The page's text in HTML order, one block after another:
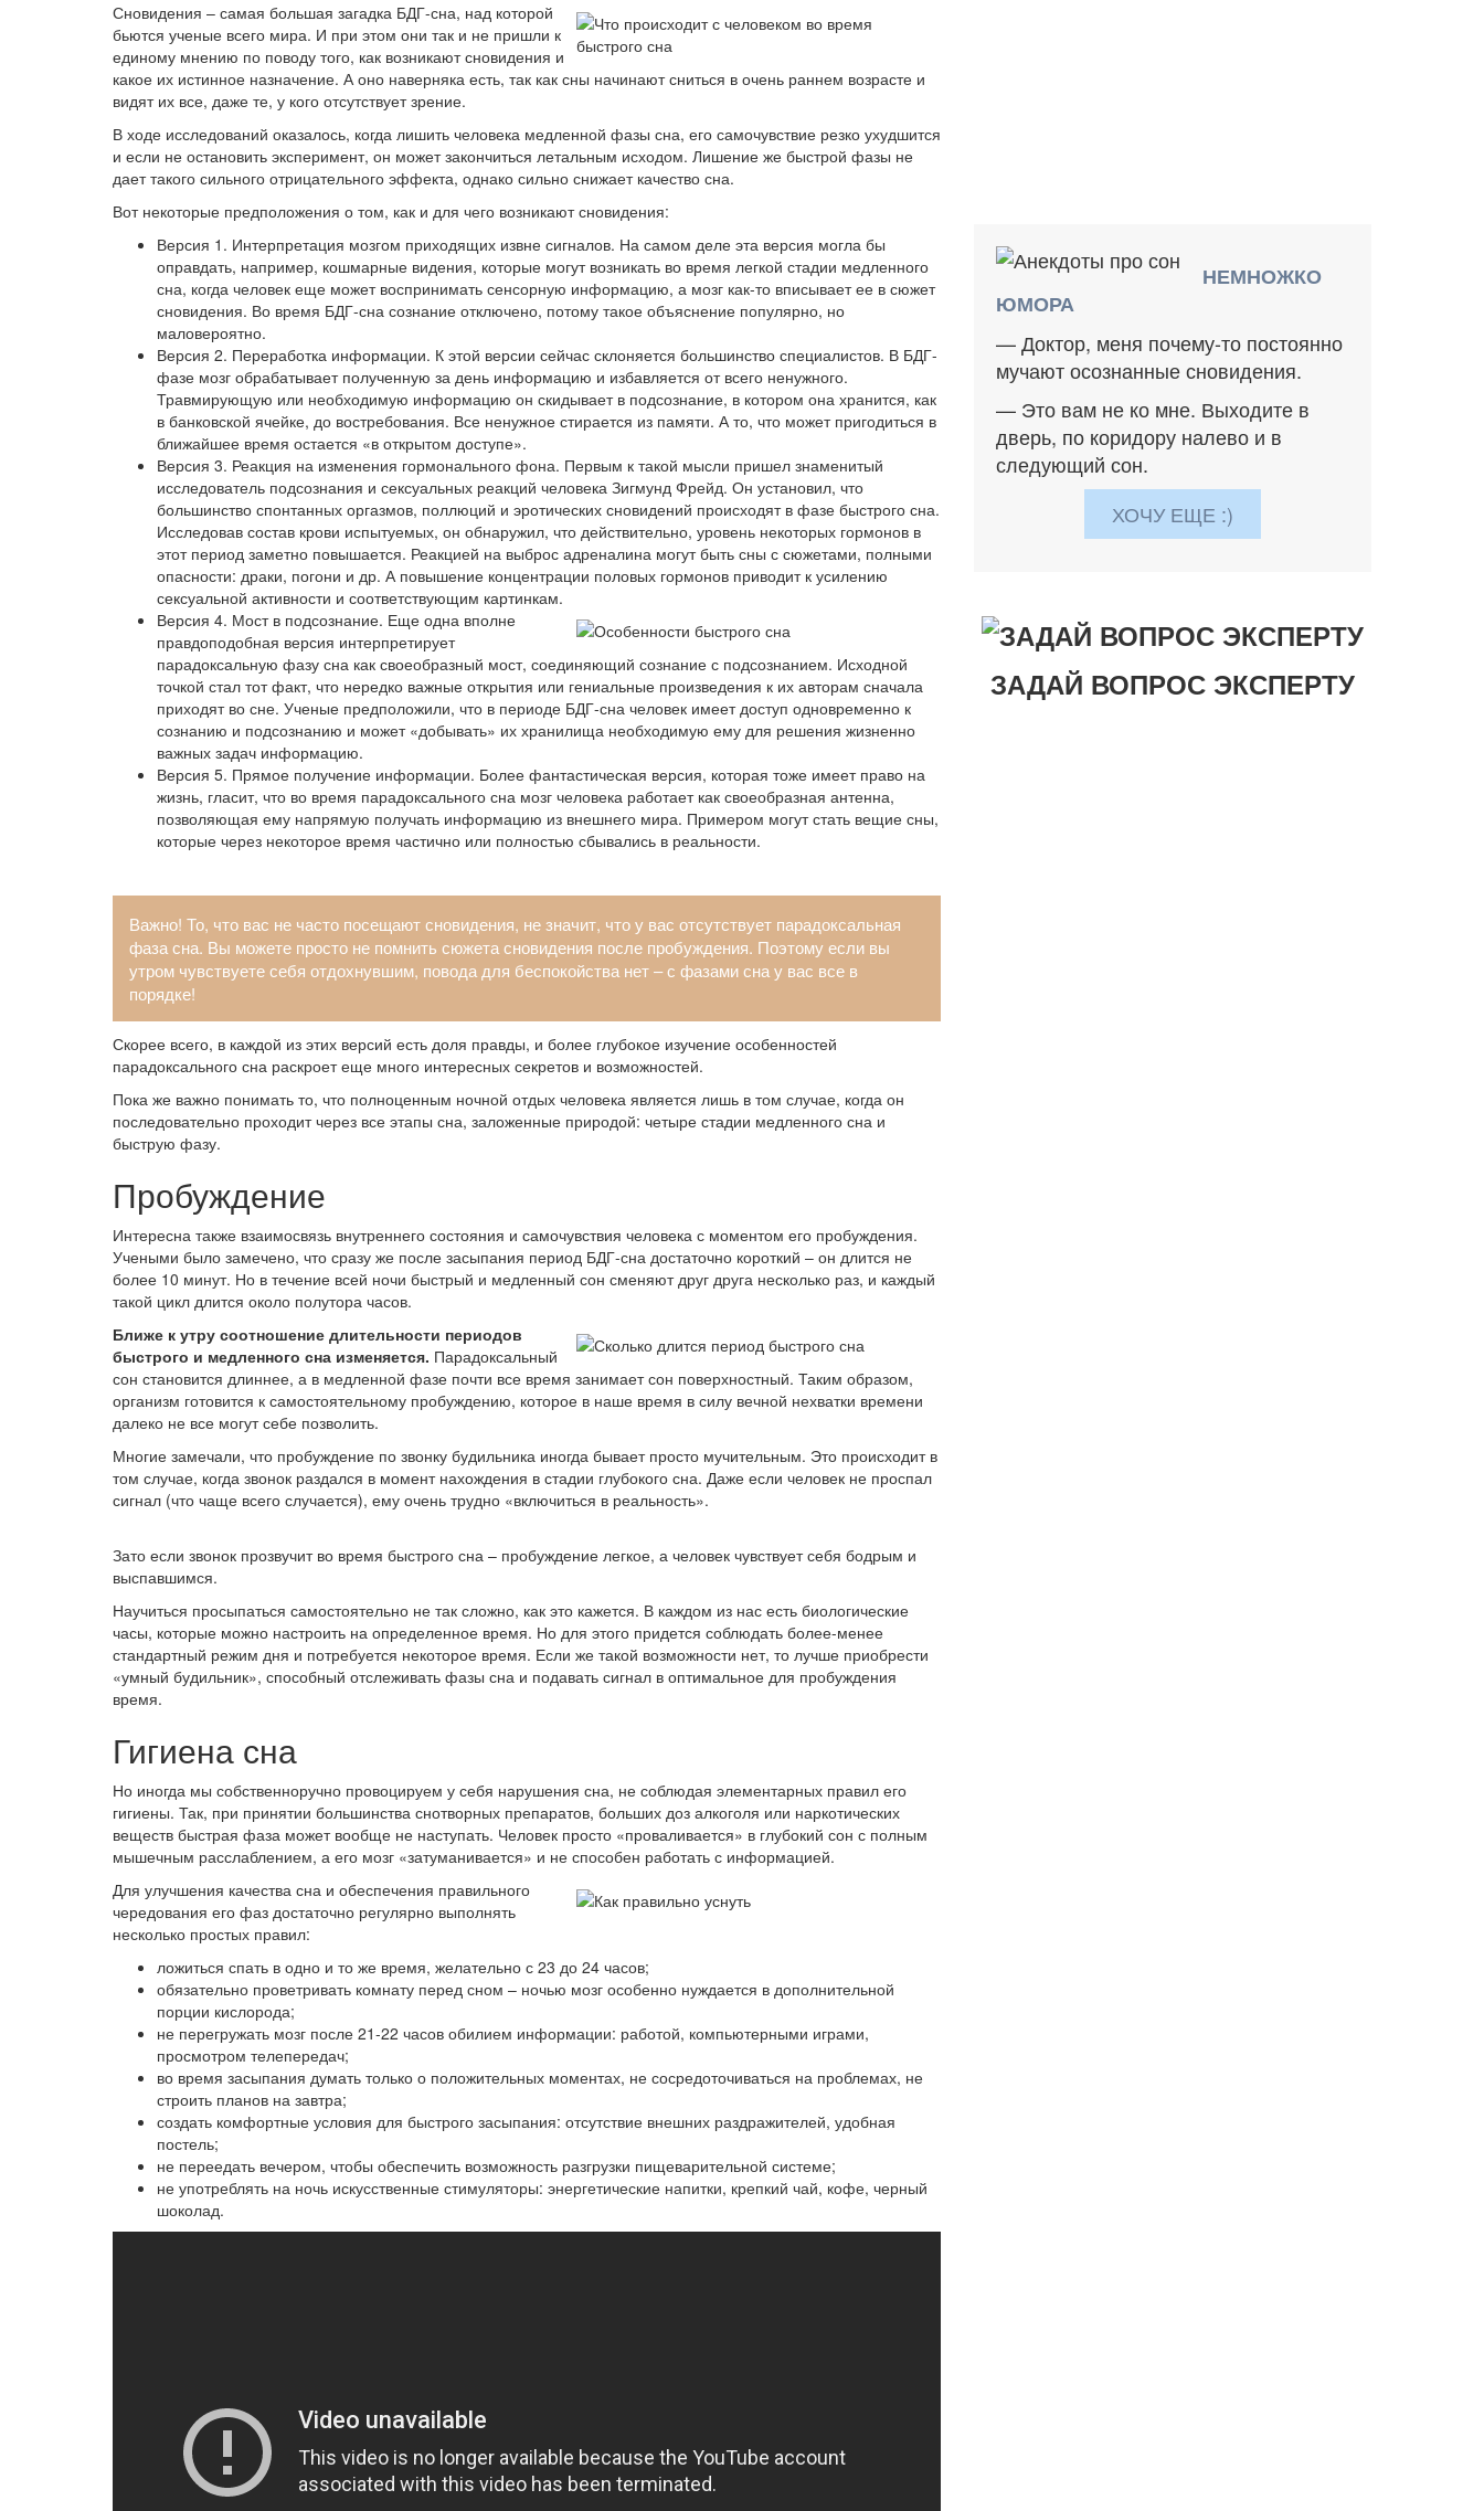
Сновидения – самая большая загадка БДГ-сна, над которой
бьются ученые всего мира. И при этом они так и не пришли к
единому мнению по поводу того, как возникают сновидения и
какое их истинное назначение. А оно наверняка есть, так как сны начинают сниться в очень раннем возрасте и
видят их все, даже те, у кого отсутствует зрение.
В ходе исследований оказалось, когда лишить человека медленной фазы сна, его самочувствие резко ухудшится
и если не остановить эксперимент, он может закончиться летальным исходом. Лишение же быстрой фазы не
дает такого сильного отрицательного эффекта, однако сильно снижает качество сна.
Вот некоторые предположения о том, как и для чего возникают сновидения:
Версия 1. Интерпретация мозгом приходящих извне сигналов. На самом деле эта версия могла бы
оправдать, например, кошмарные видения, которые могут возникать во время легкой стадии медленного
сна, когда человек еще может воспринимать сенсорную информацию, а мозг как-то вписывает ее в сюжет
сновидения. Во время БДГ-сна сознание отключено, потому такое объяснение популярно, но
маловероятно.
Версия 2. Переработка информации. К этой версии сейчас склоняется большинство специалистов. В БДГ-
фазе мозг обрабатывает полученную за день информацию и избавляется от всего ненужного.
Травмирующую или необходимую информацию он скидывает в подсознание, в котором она хранится, как
в банковской ячейке, до востребования. Все ненужное стирается из памяти. А то, что может пригодиться в
ближайшее время остается «в открытом доступе».
Версия 3. Реакция на изменения гормонального фона. Первым к такой мысли пришел знаменитый
исследователь подсознания и сексуальных реакций человека Зигмунд Фрейд. Он установил, что
большинство спонтанных оргазмов, поллюций и эротических сновидений происходят в фазе быстрого сна.
Исследовав состав крови испытуемых, он обнаружил, что действительно, уровень некоторых гормонов в
этот период заметно повышается. Реакцией на выброс адреналина могут быть сны с сюжетами, полными
опасности: драки, погони и др. А повышение концентрации половых гормонов приводит к усилению
сексуальной активности и соответствующим картинкам.
Версия 4. Мост в подсознание. Еще одна вполне
правдоподобная версия интерпретирует
парадоксальную фазу сна как своеобразный мост, соединяющий сознание с подсознанием. Исходной
точкой стал тот факт, что нередко важные открытия или гениальные произведения к их авторам сначала
приходят во сне. Ученые предположили, что в периоде БДГ-сна человек имеет доступ одновременно к
сознанию и подсознанию и может «добывать» их хранилища необходимую ему для решения жизненно
важных задач информацию.
Версия 5. Прямое получение информации. Более фантастическая версия, которая тоже имеет право на
жизнь, гласит, что во время парадоксального сна мозг человека работает как своеобразная антенна,
позволяющая ему напрямую получать информацию из внешнего мира. Примером могут стать вещие сны,
которые через некоторое время частично или полностью сбывались в реальности.
Важно! То, что вас не часто посещают сновидения, не значит, что у вас отсутствует парадоксальная
фаза сна. Вы можете просто не помнить сюжета сновидения после пробуждения. Поэтому если вы
утром чувствуете себя отдохнувшим, повода для беспокойства нет – с фазами сна у вас все в
порядке!
Скорее всего, в каждой из этих версий есть доля правды, и более глубокое изучение особенностей
парадоксального сна раскроет еще много интересных секретов и возможностей.
Пока же важно понимать то, что полноценным ночной отдых человека является лишь в том случае, когда он
последовательно проходит через все этапы сна, заложенные природой: четыре стадии медленного сна и
быструю фазу.
Пробуждение
Интересна также взаимосвязь внутреннего состояния и самочувствия человека с моментом его пробуждения.
Учеными было замечено, что сразу же после засыпания период БДГ-сна достаточно короткий – он длится не
более 10 минут. Но в течение всей ночи быстрый и медленный сон сменяют друг друга несколько раз, и каждый
такой цикл длится около полутора часов.
Ближе к утру соотношение длительности периодов
быстрого и медленного сна изменяется. Парадоксальный
сон становится длиннее, а в медленной фазе почти все время занимает сон поверхностный. Таким образом,
организм готовится к самостоятельному пробуждению, которое в наше время в силу вечной нехватки времени
далеко не все могут себе позволить.
Многие замечали, что пробуждение по звонку будильника иногда бывает просто мучительным. Это происходит в
том случае, когда звонок раздался в момент нахождения в стадии глубокого сна. Даже если человек не проспал
сигнал (что чаще всего случается), ему очень трудно «включиться в реальность».
Зато если звонок прозвучит во время быстрого сна – пробуждение легкое, а человек чувствует себя бодрым и
выспавшимся.
Научиться просыпаться самостоятельно не так сложно, как это кажется. В каждом из нас есть биологические
часы, которые можно настроить на определенное время. Но для этого придется соблюдать более-менее
стандартный режим дня и потребуется некоторое время. Если же такой возможности нет, то лучше приобрести
«умный будильник», способный отслеживать фазы сна и подавать сигнал в оптимальное для пробуждения
время.
Гигиена сна
Но иногда мы собственноручно провоцируем у себя нарушения сна, не соблюдая элементарных правил его
гигиены. Так, при принятии большинства снотворных препаратов, больших доз алкоголя или наркотических
веществ быстрая фаза может вообще не наступать. Человек просто «проваливается» в глубокий сон с полным
мышечным расслаблением, а его мозг «затуманивается» и не способен работать с информацией.
Для улучшения качества сна и обеспечения правильного
чередования его фаз достаточно регулярно выполнять
несколько простых правил:
ложиться спать в одно и то же время, желательно с 23 до 24 часов;
обязательно проветривать комнату перед сном – ночью мозг особенно нуждается в дополнительной
порции кислорода;
не перегружать мозг после 21-22 часов обилием информации: работой, компьютерными играми,
просмотром телепередач;
во время засыпания думать только о положительных моментах, не сосредоточиваться на проблемах, не
строить планов на завтра;
создать комфортные условия для быстрого засыпания: отсутствие внешних раздражителей, удобная
постель;
не переедать вечером, чтобы обеспечить возможность разгрузки пищеварительной системе;
не употреблять на ночь искусственные стимуляторы: энергетические напитки, крепкий чай, кофе, черный
шоколад.
НЕМНОЖКО
ЮМОРА
— Доктор, меня почему-то постоянно
мучают осознанные сновидения.
— Это вам не ко мне. Выходите в
дверь, по коридору налево и в
следующий сон.
ХОЧУ ЕЩЕ :)
ЗАДАЙ ВОПРОС ЭКСПЕРТУ